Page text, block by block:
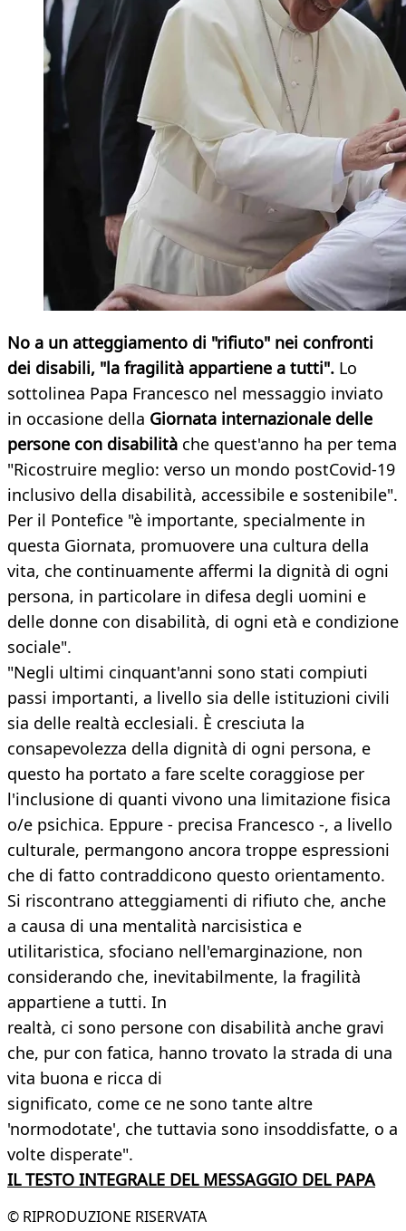
No a un atteggiamento di "rifiuto" nei confronti
dei disabili, "la fragilità appartiene a tutti". Lo
sottolinea Papa Francesco nel messaggio inviato
in occasione della Giornata internazionale delle
persone con disabilità che quest'anno ha per tema
"Ricostruire meglio: verso un mondo postCovid-19
inclusivo della disabilità, accessibile e sostenibile".
Per il Pontefice "è importante, specialmente in
questa Giornata, promuovere una cultura della
vita, che continuamente affermi la dignità di ogni
persona, in particolare in difesa degli uomini e
delle donne con disabilità, di ogni età e condizione
sociale".
"Negli ultimi cinquant'anni sono stati compiuti
passi importanti, a livello sia delle istituzioni civili
sia delle realtà ecclesiali. È cresciuta la
consapevolezza della dignità di ogni persona, e
questo ha portato a fare scelte coraggiose per
l'inclusione di quanti vivono una limitazione fisica
o/e psichica. Eppure - precisa Francesco -, a livello
culturale, permangono ancora troppe espressioni
che di fatto contraddicono questo orientamento.
Si riscontrano atteggiamenti di rifiuto che, anche
a causa di una mentalità narcisistica e
utilitaristica, sfociano nell'emarginazione, non
considerando che, inevitabilmente, la fragilità
appartiene a tutti. In
realtà, ci sono persone con disabilità anche gravi
che, pur con fatica, hanno trovato la strada di una
vita buona e ricca di
significato, come ce ne sono tante altre
'normodotate', che tuttavia sono insoddisfatte, o a
volte disperate".
IL TESTO INTEGRALE DEL MESSAGGIO DEL PAPA
© RIPRODUZIONE RISERVATA